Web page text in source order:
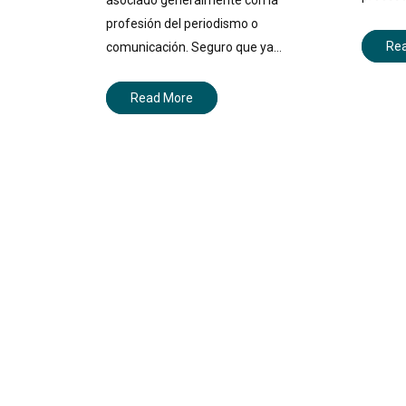
profesión del periodismo o
comunicación. Seguro que ya…
Read More